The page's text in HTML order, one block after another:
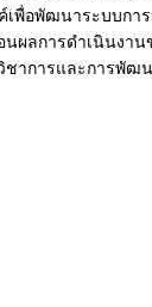
เพื่อพัฒนาระบบก
นผลการดำเนินงา
ชาการและการพั